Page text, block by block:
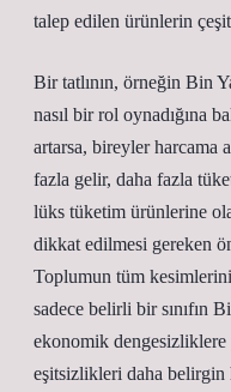
talep edilen ürünlerin
Bir tatlının, örneğin Bin
nasıl bir rol oynadığına
artarsa, bireyler harcama
fazla gelir, daha fazla
lüks tüketim ürünlerine
dikkat edilmesi gereken
Toplumun tüm
sadece belirli bir sınıfın
ekonomik
eşitsizlikleri daha belirgin